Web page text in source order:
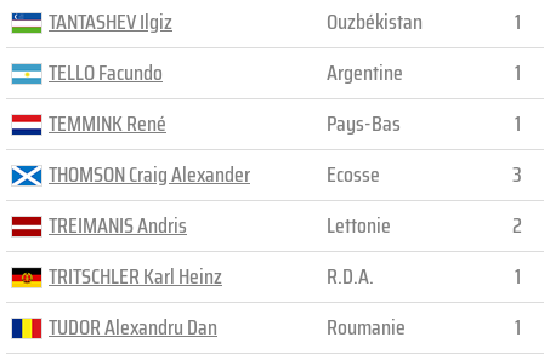
TANTASHEV Ilgiz
TELLO Facundo
TEMMINK René
THOMSON Craig Alexander
TREIMANIS Andris
TRITSCHLER Karl Heinz
TUDOR Alexandru Dan
Ouzbékistan
1
Argentine
1
Pays-Bas
1
Ecosse
3
Lettonie
2
R.D.A.
1
Roumanie
1